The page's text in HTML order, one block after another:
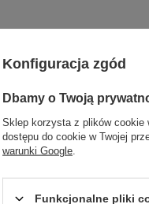
nas produkt to:
jakości
producentów
stanie
stanie
Konfiguracja zgód
Dbamy o Twoją
Sklep korzysta z plików cookie
dostępu do cookie w Twojej
warunki Google
Funkcjonalne pliki